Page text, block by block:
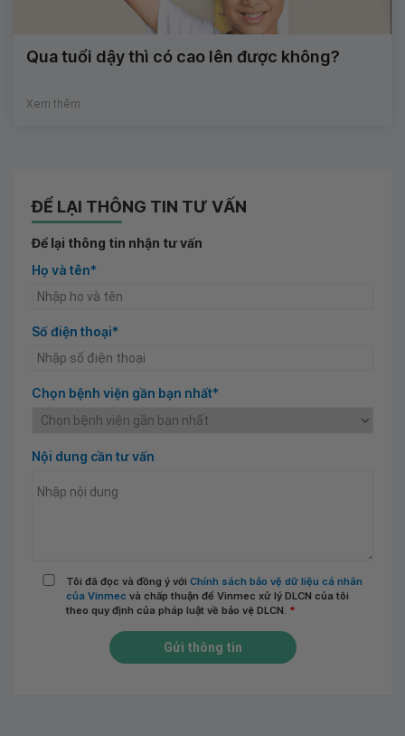
Qua tuổi dậy thì có cao lên được không?
Xem thêm
ĐỂ LẠI THÔNG TIN TƯ VẤN
Để lại thông tin nhận tư vấn
Họ và tên*
Số điện thoại*
Chọn bệnh viện gần bạn nhất*
Nội dung cần tư vấn
Tôi đã đọc và đồng ý với Chính sách bảo vệ dữ liệu cá nhân
của Vinmec và chấp thuận để Vinmec xử lý DLCN của tôi
theo quy định của pháp luật về bảo vệ DLCN. *
Gửi thông tin